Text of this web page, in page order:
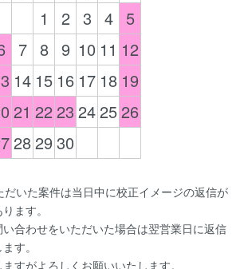
1
2 3 4 5
7 8 9 10 11 12
14 15 16 17 18 19
21 2223 242526
282930
だいた案件は当日中に校正イメージの返信が
ます。
合わせをいただいた場合は翌営業日に返信
す。
すがよろしくお願いいたします。